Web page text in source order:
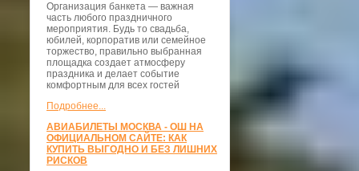
Организация банкета — важная
часть любого праздничного
мероприятия. Будь то свадьба,
юбилей, корпоратив или семейное
торжество, правильно выбранная
площадка создает атмосферу
праздника и делает событие
комфортным для всех гостей
Подробнее...
АВИАБИЛЕТЫ МОСКВА - ОШ НА
ОФИЦИАЛЬНОМ САЙТЕ: КАК
КУПИТЬ ВЫГОДНО И БЕЗ ЛИШНИХ
РИСКОВ